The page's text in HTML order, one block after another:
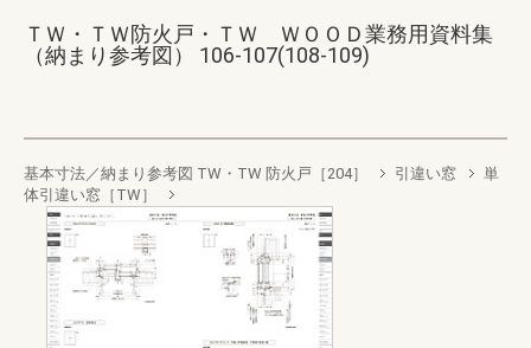
ＴＷ・ＴＷ防火戸・ＴＷ ＷＯＯＤ業務用資料集
（納まり参考図） 106-107(108-109)
基本寸法／納まり参考図 TW・TW 防火戸［204］ 引違い窓
単
体引違い窓［TW］